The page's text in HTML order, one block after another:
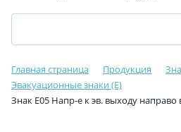
Главная страница Продукция
Эвакуационные знаки (E)
Знак Е05 Напр-е к эв. выходу